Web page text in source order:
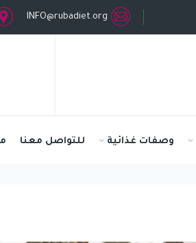
INFO@rubadiet.org
وصفات غذائية للتواصل معنا